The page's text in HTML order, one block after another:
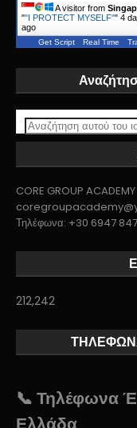
A visitor from
""I PROTECT MYSELF"" 4
ago
Get Script Real Time
CORE GROUP
Τηλέφωνα: +30 6947
212,242
📞 Τηλέφωνα